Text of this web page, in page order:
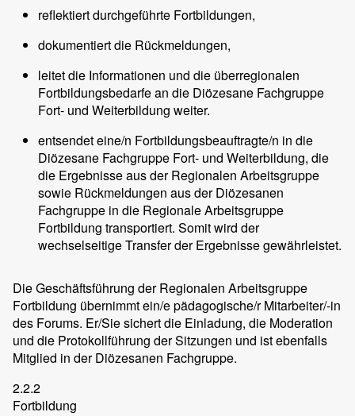
reflektiert durchgeführte Fortbildungen,
dokumentiert die Rückmeldungen,
leitet die Informationen und die überregionalen
Fortbildungsbedarfe an die Diözesane Fachgruppe
Fort- und Weiterbildung weiter.
entsendet eine/n Fortbildungsbeauftragte/n in die
Diözesane Fachgruppe Fort- und Weiterbildung, die
die Ergebnisse aus der Regionalen Arbeitsgruppe
sowie Rückmeldungen aus der Diözesanen
Fachgruppe in die Regionale Arbeitsgruppe
Fortbildung transportiert. Somit wird der
wechselseitige Transfer der Ergebnisse gewährleistet.
Die Geschäftsführung der Regionalen Arbeitsgruppe
Fortbildung übernimmt ein/e pädagogische/r Mitarbeiter/-in
des Forums. Er/Sie sichert die Einladung, die Moderation
und die Protokollführung der Sitzungen und ist ebenfalls
Mitglied in der Diözesanen Fachgruppe.
2.2.2
Fortbildung